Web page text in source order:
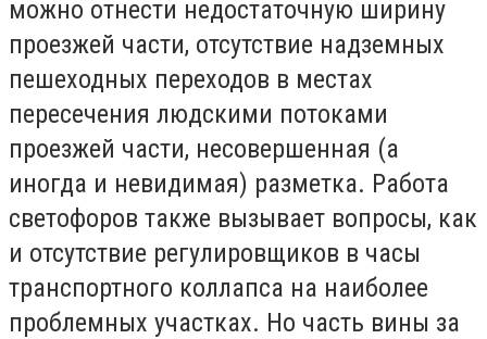
можно отнести недостаточную ширину
проезжей части, отсутствие надземных
пешеходных переходов в местах
пересечения людскими потоками
проезжей части, несовершенная (а
иногда и невидимая) разметка. Работа
светофоров также вызывает вопросы, как
и отсутствие регулировщиков в часы
транспортного коллапса на наиболее
проблемных участках. Но часть вины за